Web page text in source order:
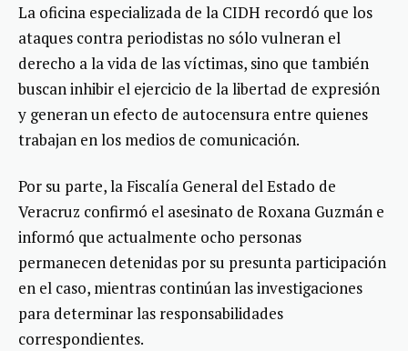
La oficina especializada de la CIDH recordó que los
ataques contra periodistas no sólo vulneran el
derecho a la vida de las víctimas, sino que también
buscan inhibir el ejercicio de la libertad de expresión
y generan un efecto de autocensura entre quienes
trabajan en los medios de comunicación.
Por su parte, la Fiscalía General del Estado de
Veracruz confirmó el asesinato de Roxana Guzmán e
informó que actualmente ocho personas
permanecen detenidas por su presunta participación
en el caso, mientras continúan las investigaciones
para determinar las responsabilidades
correspondientes.